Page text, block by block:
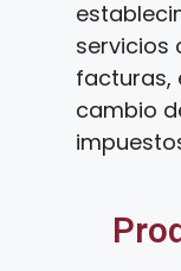
servicios
facturas,
cambio